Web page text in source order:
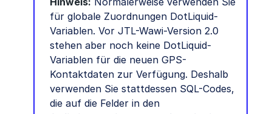
für globale Zuordnungen DotLiquid-
Variablen. Vor JTL-Wawi-Version 2.0
stehen aber noch keine DotLiquid-
Variablen für die neuen GPS-
Kontaktdaten zur Verfügung. Deshalb
verwenden Sie stattdessen SQL-Codes,
die auf die Felder in den